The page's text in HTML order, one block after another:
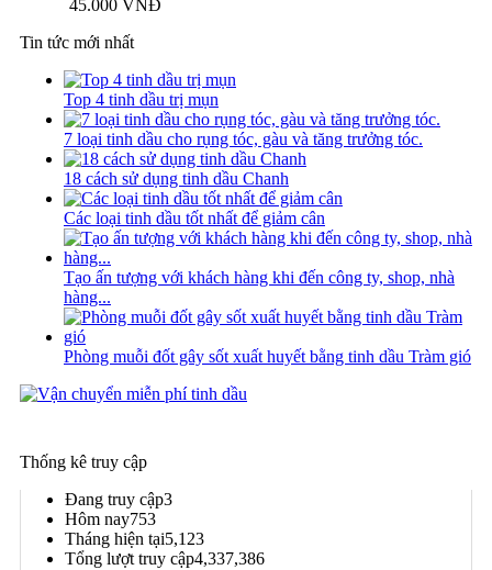
45.000 VNĐ
Tin tức mới nhất
Top 4 tinh dầu trị mụn
7 loại tinh dầu cho rụng tóc, gàu và tăng trưởng tóc.
18 cách sử dụng tinh dầu Chanh
Các loại tinh dầu tốt nhất để giảm cân
Tạo ấn tượng với khách hàng khi đến công ty, shop, nhà
hàng...
Phòng muỗi đốt gây sốt xuất huyết bằng tinh dầu Tràm gió
Thống kê truy cập
Đang truy cập3
Hôm nay753
Tháng hiện tại5,123
Tổng lượt truy cập4,337,386